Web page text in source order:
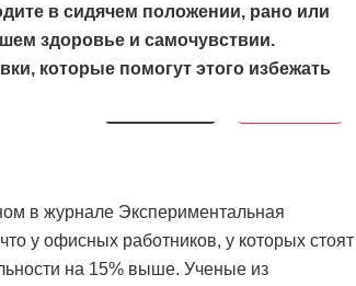
в сидячем положении, рано или
здоровье и самочувствии.
которые помогут этого избежать
в журнале Экспериментальная
у офисных работников, у которых стоят
на 15% выше. Ученые из